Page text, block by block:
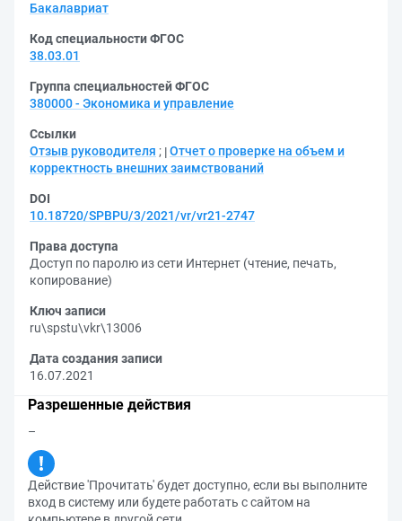
Бакалавриат
Код специальности ФГОС
38.03.01
Группа специальностей ФГОС
380000 - Экономика и управление
Ссылки
Отзыв руководителя ; Отчет о проверке на объем и
корректность внешних заимствований
DOI
10.18720/SPBPU/3/2021/vr/vr21-2747
Права доступа
Доступ по паролю из сети Интернет (чтение, печать,
копирование)
Ключ записи
ru\spstu\vkr\13006
Дата создания записи
16.07.2021
Разрешенные действия
–
Действие 'Прочитать' будет доступно, если вы выполните
вход в систему или будете работать с сайтом на